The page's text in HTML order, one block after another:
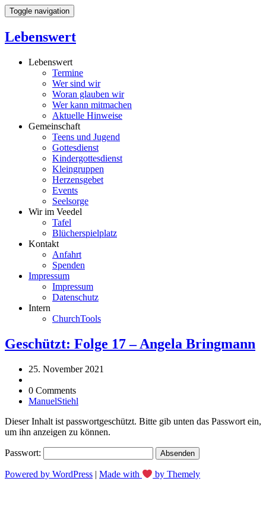
Toggle navigation
Lebenswert
Lebenswert
Termine
Wer sind wir
Woran glauben wir
Wer kann mitmachen
Aktuelle Hinweise
Gemeinschaft
Teens und Jugend
Gottesdienst
Kindergottesdienst
Kleingruppen
Herzensgebet
Events
Seelsorge
Wir im Veedel
Tafel
Blücherspielplatz
Kontakt
Anfahrt
Spenden
Impressum
Impressum
Datenschutz
Intern
ChurchTools
Geschützt: Folge 17 – Angela Bringmann
25. November 2021
0 Comments
ManuelStiehl
Dieser Inhalt ist passwortgeschützt. Bitte gib unten das Passwort ein,
um ihn anzeigen zu können.
Passwort:
Powered by WordPress | Made with by Themely